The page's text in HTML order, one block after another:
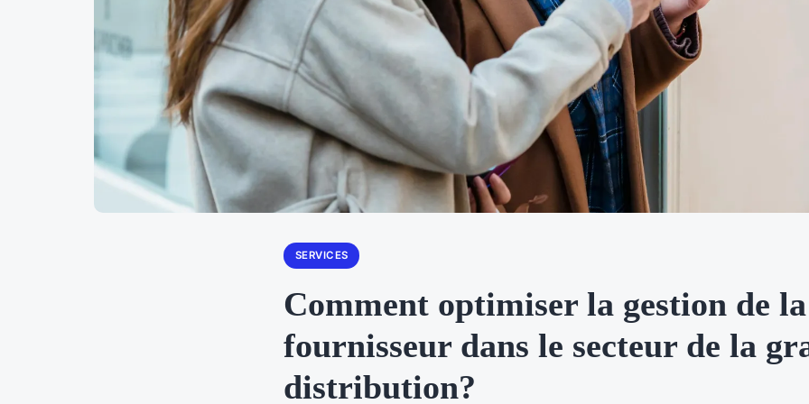
SERVICES
Comment optimiser la gestion de
fournisseur dans le secteur de la
distribution?